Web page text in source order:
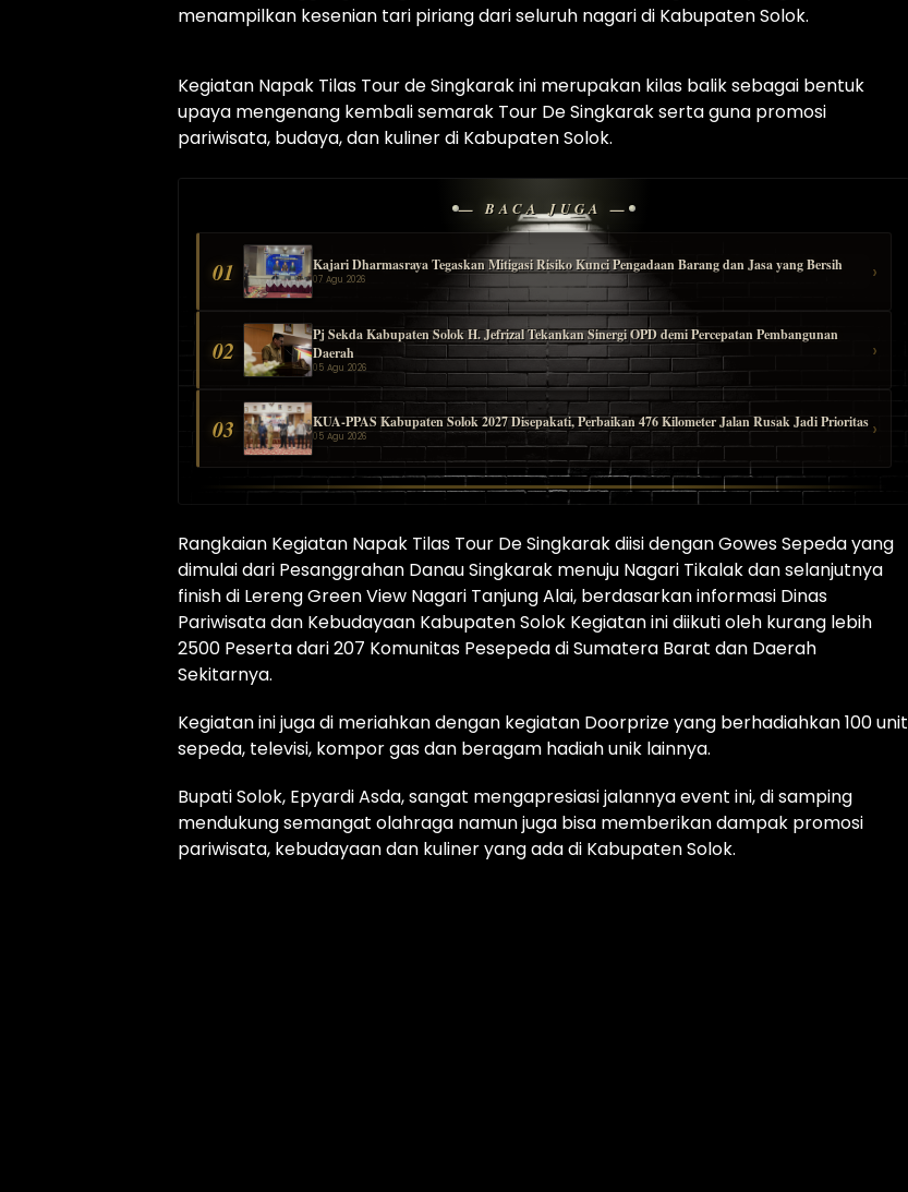
menampilkan kesenian tari piriang dari seluruh nagari di Kabupaten Solok.
Kegiatan Napak Tilas Tour de Singkarak ini merupakan kilas balik sebagai bentuk
upaya mengenang kembali semarak Tour De Singkarak serta guna promosi
pariwisata, budaya, dan kuliner di Kabupaten Solok.
— BACA JUGA —
01 Kajari Dharmasraya Tegaskan Mitigasi Risiko Kunci Pengadaan Barang dan Jasa yang Bersih
07 Agu 2026 ›
02
Pj Sekda Kabupaten Solok H. Jefrizal Tekankan Sinergi OPD demi Percepatan Pembangunan
Daerah
05 Agu 2026
›
03 KUA-PPAS Kabupaten Solok 2027 Disepakati, Perbaikan 476 Kilometer Jalan Rusak Jadi Prioritas
05 Agu 2026 ›
Rangkaian Kegiatan Napak Tilas Tour De Singkarak diisi dengan Gowes Sepeda yang
dimulai dari Pesanggrahan Danau Singkarak menuju Nagari Tikalak dan selanjutnya
finish di Lereng Green View Nagari Tanjung Alai, berdasarkan informasi Dinas
Pariwisata dan Kebudayaan Kabupaten Solok Kegiatan ini diikuti oleh kurang lebih
2500 Peserta dari 207 Komunitas Pesepeda di Sumatera Barat dan Daerah
Sekitarnya.
Kegiatan ini juga di meriahkan dengan kegiatan Doorprize yang berhadiahkan 100 unit
sepeda, televisi, kompor gas dan beragam hadiah unik lainnya.
Bupati Solok, Epyardi Asda, sangat mengapresiasi jalannya event ini, di samping
mendukung semangat olahraga namun juga bisa memberikan dampak promosi
pariwisata, kebudayaan dan kuliner yang ada di Kabupaten Solok.